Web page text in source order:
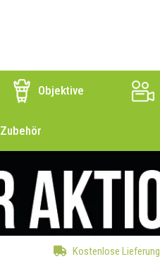
Objektive
Zubehör
Kostenlose Lieferung